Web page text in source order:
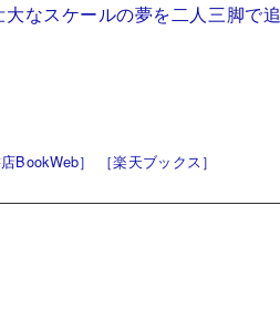
なスケールの夢を二人三脚で追
BookWeb］ ［楽天ブックス］